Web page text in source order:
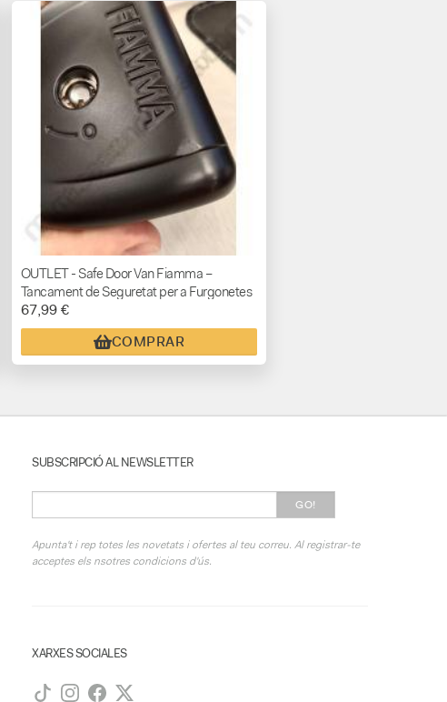
OUTLET - Safe Door Van Fiamma –
Tancament de Seguretat per a Furgonetes
67,99 €
COMPRAR
SUBSCRIPCIÓ AL NEWSLETTER
GO!
Apunta't i rep totes les novetats i ofertes al teu correu. Al registrar-te
acceptes els nsotres condicions d'ús.
XARXES SOCIALES